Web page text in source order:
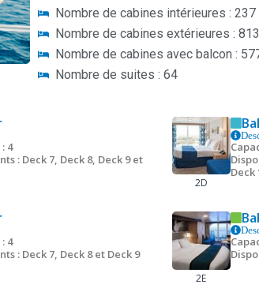
Nombre de cabines intérieures : 237
Nombre de cabines extérieures : 813
Nombre de cabines avec balcon :
Nombre de suites : 64
4
: Deck 7, Deck 8, Deck 9 et
2D
Deck
4
: Deck 7, Deck 8 et Deck 9
2E